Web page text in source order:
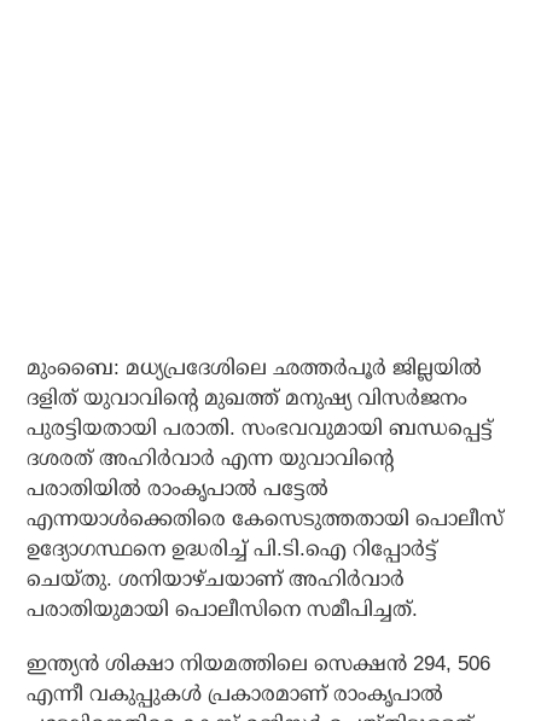
മുംബൈ: മധ്യപ്രദേശിലെ ഛത്തര്‍പൂര്‍ ജില്ലയില്‍
ദളിത് യുവാവിന്റെ മുഖത്ത് മനുഷ്യ വിസര്‍ജനം
പുരട്ടിയതായി പരാതി. സംഭവവുമായി ബന്ധപ്പെട്ട്
ദശരത് അഹിര്‍വാര്‍ എന്ന യുവാവിന്റെ
പരാതിയില്‍ രാംകൃപാല്‍ പട്ടേല്‍
എന്നയാള്‍ക്കെതിരെ കേസെടുത്തതായി പൊലീസ്
ഉദ്യോഗസ്ഥനെ ഉദ്ധരിച്ച് പി.ടി.ഐ റിപ്പോര്‍ട്ട്
ചെയ്തു. ശനിയാഴ്ചയാണ് അഹിര്‍വാര്‍
പരാതിയുമായി പൊലീസിനെ സമീപിച്ചത്.
ഇന്ത്യന്‍ ശിക്ഷാ നിയമത്തിലെ സെക്ഷന്‍ 294, 506
എന്നീ വകുപ്പുകള്‍ പ്രകാരമാണ് രാംകൃപാല്‍